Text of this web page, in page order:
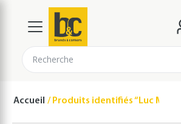
Recherche
Accueil Produits identifiés “Luc Mary”